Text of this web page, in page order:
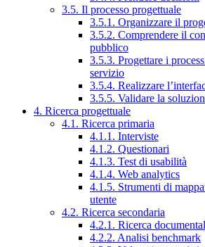
3.5. Il processo progettuale
3.5.1. Organizzare il
3.5.2. Comprendere il
pubblico
3.5.3. Progettare i
servizio
3.5.4. Realizzare
3.5.5. Validare la
4. Ricerca progettuale
4.1. Ricerca primaria
4.1.1. Interviste
4.1.2. Questionari
4.1.3. Test di usabilità
4.1.4. Web analytics
4.1.5. Strumenti di
utente
4.2. Ricerca secondaria
4.2.1. Ricerca
4.2.2. Analisi benchmark